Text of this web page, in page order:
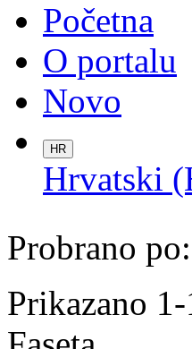
Početna
O portalu
Novo
HR
Hrvatski
Probrano po:
Prikazano